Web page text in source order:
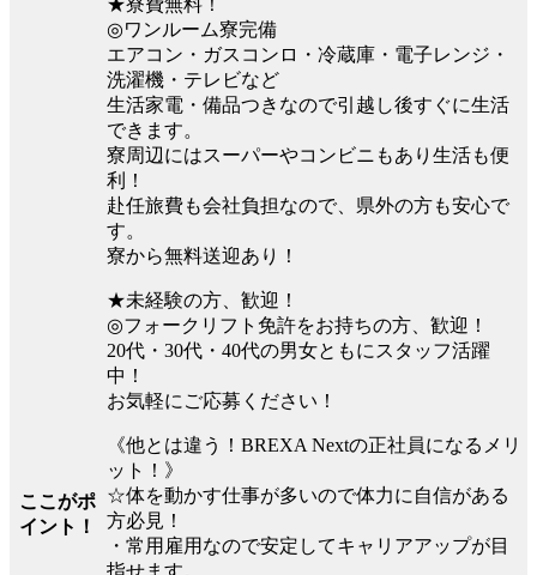
ここがポ
イント！
◎ワンルーム寮完備
エアコン・ガスコンロ・冷蔵庫・電子レンジ・
洗濯機・テレビなど
生活家電・備品つきなので引越し後すぐに生活
できます。
寮周辺にはスーパーやコンビニもあり生活も便
利！
赴任旅費も会社負担なので、県外の方も安心で
す。
寮から無料送迎あり！
★未経験の方、歓迎！
◎フォークリフト免許をお持ちの方、歓迎！
20代・30代・40代の男女ともにスタッフ活躍
中！
お気軽にご応募ください！
《他とは違う！BREXA Nextの正社員になるメリ
ット！》
☆体を動かす仕事が多いので体力に自信がある
方必見！
・常用雇用なので安定してキャリアアップが目
指せます。